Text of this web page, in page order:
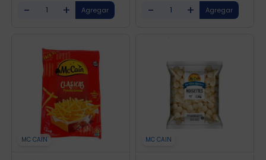
- + - +
MC CAIN MC CAIN